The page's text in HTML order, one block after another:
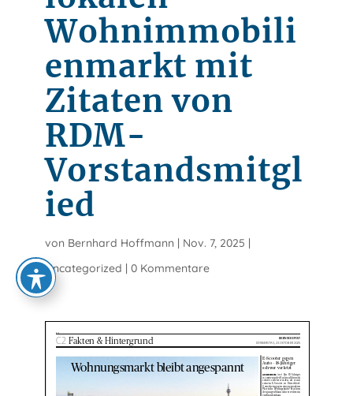
Wohnimmobili
enmarkt mit
Zitaten von
RDM-
Vorstandsmitgl
ied
von Bernhard Hoffmann | Nov. 7, 2025 |
Uncategorized | 0 Kommentare